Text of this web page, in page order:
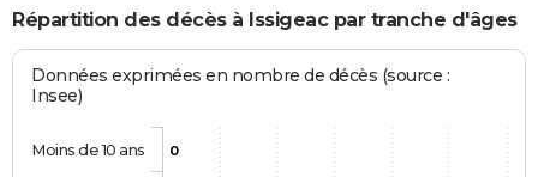
Répartition des décès à Issigeac par tranche d'âges
Données exprimées en nombre de décès (source :
Insee)
0
Moins de 10 ans